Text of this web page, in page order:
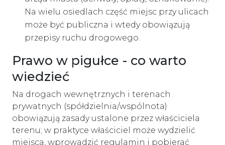
Na wielu osiedlach część miejsc przy ulicach
może być publiczna i wtedy obowiązują
przepisy ruchu drogowego.
Prawo w pigułce - co warto
wiedzieć
Na drogach wewnętrznych i terenach
prywatnych (spółdzielnia/wspólnota)
obowiązują zasady ustalone przez właściciela
terenu; w praktyce właściciel może wydzielić
miejsca, wprowadzić regulamin i pobierać